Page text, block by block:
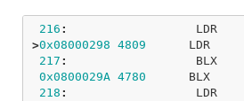
216 : LDR
>0x08000298 4809 LDR
217 : BLX
0x0800029A 4780 BLX
218 : LDR